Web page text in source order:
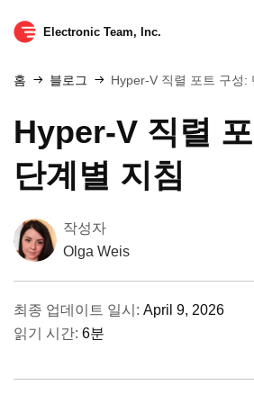
Electronic Team, Inc.
홈 블로그 Hyper-V 직렬 포트 구성:
Hyper-V 직렬
단계별 지침
작성자
Olga Weis
최종 업데이트 일시: April 9, 2026
읽기 시간: 6분